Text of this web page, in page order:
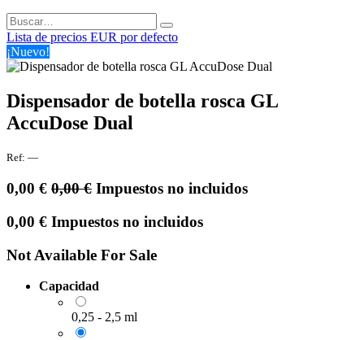
Lista de precios EUR por defecto
¡Nuevo!
Dispensador de botella rosca GL
AccuDose Dual
Ref: —
0,00 € 0,00€ Impuestos no incluidos
0,00 € Impuestos no incluidos
Not Available For Sale
Capacidad
0,25 - 2,5 ml